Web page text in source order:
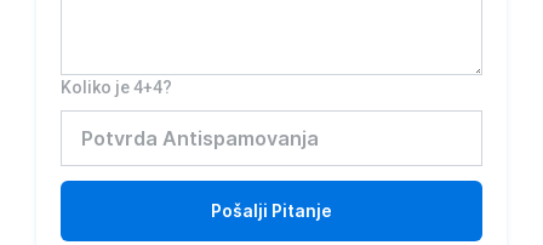
Koliko je 4+4?
Pošalji Pitanje